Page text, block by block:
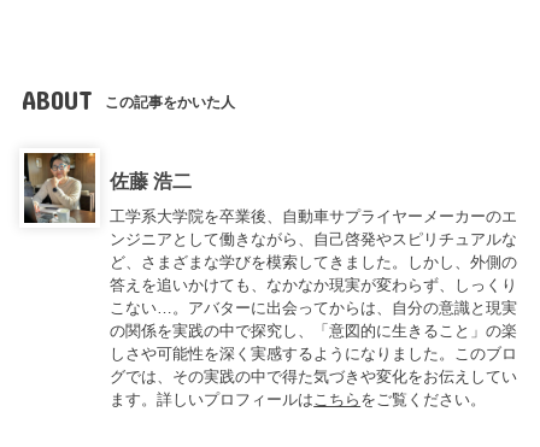
ABOUT この記事をかいた人
佐藤 浩二
工学系大学院を卒業後、自動車サプライヤーメーカーのエ
ンジニアとして働きながら、自己啓発やスピリチュアルな
ど、さまざまな学びを模索してきました。しかし、外側の
答えを追いかけても、なかなか現実が変わらず、しっくり
こない…。アバターに出会ってからは、自分の意識と現実
の関係を実践の中で探究し、「意図的に生きること」の楽
しさや可能性を深く実感するようになりました。このブロ
グでは、その実践の中で得た気づきや変化をお伝えしてい
ます。詳しいプロフィールは こちら をご覧ください。